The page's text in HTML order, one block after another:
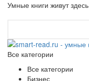
Умные книги живут здесь
Все категории
Все категории
Бизнес